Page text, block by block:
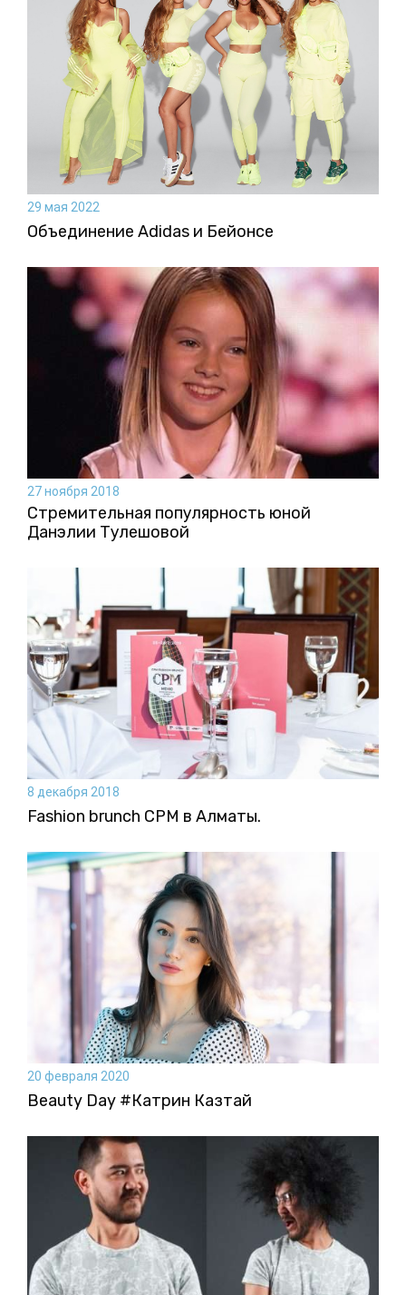
29 мая 2022
Объединение Adidas и Бейонсе
27 ноября 2018
Стремительная популярность юной
Данэлии Тулешовой
8 декабря 2018
Fashion brunch CPM в Алматы.
20 февраля 2020
Beauty Day #Катрин Казтай